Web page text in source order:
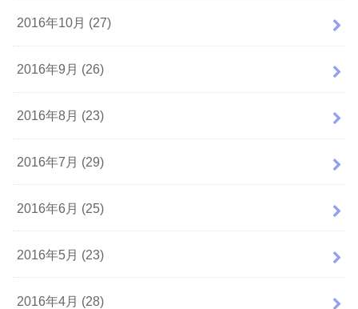
2016年10月 (27)
2016年9月 (26)
2016年8月 (23)
2016年7月 (29)
2016年6月 (25)
2016年5月 (23)
2016年4月 (28)